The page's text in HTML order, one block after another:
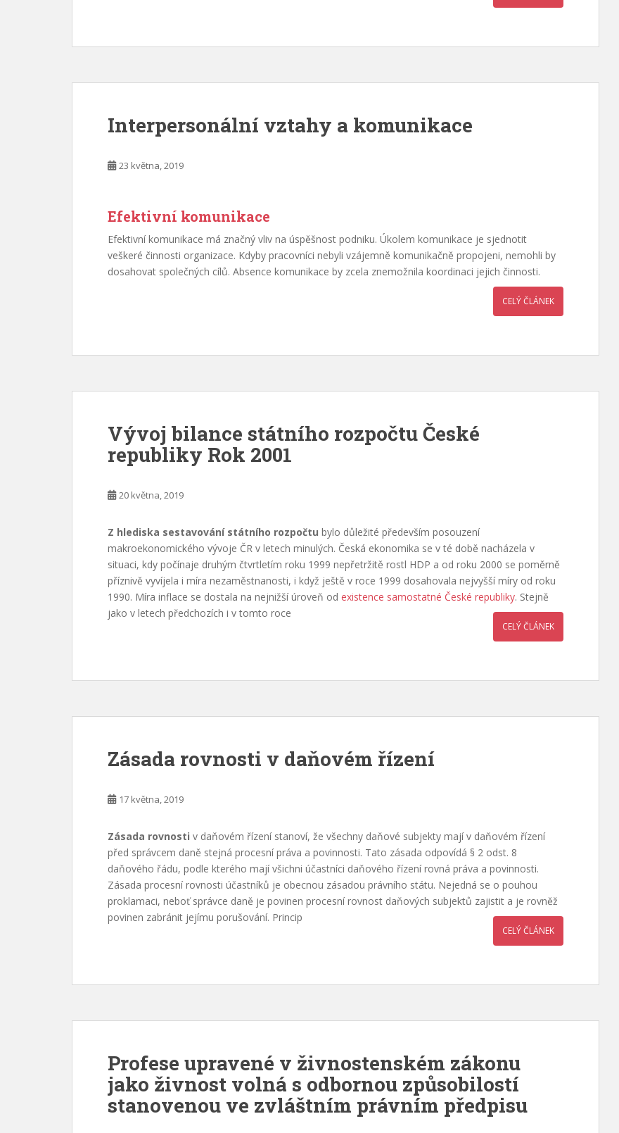
Interpersonální vztahy a komunikace
23 května, 2019
Efektivní komunikace
Efektivní komunikace má značný vliv na úspěšnost podniku. Úkolem komunikace je sjednotit
veškeré činnosti organizace. Kdyby pracovníci nebyli vzájemně komunikačně propojeni, nemohli by
dosahovat společných cílů. Absence komunikace by zcela znemožnila koordinaci jejich činnosti.
CELÝ ČLÁNEK
Vývoj bilance státního rozpočtu České
republiky Rok 2001
20 května, 2019
Z hlediska sestavování státního rozpočtu bylo důležité především posouzení
makroekonomického vývoje ČR v letech minulých. Česká ekonomika se v té době nacházela v
situaci, kdy počínaje druhým čtvrtletím roku 1999 nepřetržitě rostl HDP a od roku 2000 se poměrně
příznivě vyvíjela i míra nezaměstnanosti, i když ještě v roce 1999 dosahovala nejvyšší míry od roku
1990. Míra inflace se dostala na nejnižší úroveň od existence samostatné České republiky. Stejně
jako v letech předchozích i v tomto roce
CELÝ ČLÁNEK
Zásada rovnosti v daňovém řízení
17 května, 2019
Zásada rovnosti v daňovém řízení stanoví, že všechny daňové subjekty mají v daňovém řízení
před správcem daně stejná procesní práva a povinnosti. Tato zásada odpovídá § 2 odst. 8
daňového řádu, podle kterého mají všichni účastníci daňového řízení rovná práva a povinnosti.
Zásada procesní rovnosti účastníků je obecnou zásadou právního státu. Nejedná se o pouhou
proklamaci, neboť správce daně je povinen procesní rovnost daňových subjektů zajistit a je rovněž
povinen zabránit jejímu porušování. Princip
CELÝ ČLÁNEK
Profese upravené v živnostenském zákonu
jako živnost volná s odbornou způsobilostí
stanovenou ve zvláštním právním předpisu